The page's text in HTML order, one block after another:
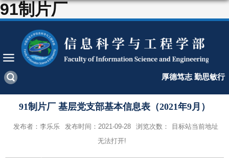
91制片厂
厚德笃志 勤思敏行
91制片厂 基层党支部基本信息表（2021年9月）
发布者：李乐乐 发布时间：2021-09-28 浏览次数：
目标站当前地址
无法打开!